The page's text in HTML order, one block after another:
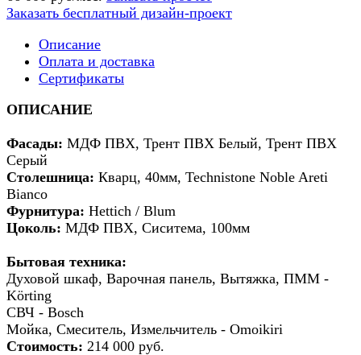
Заказать бесплатный дизайн-проект
Описание
Оплата и доставка
Сертификаты
ОПИСАНИЕ
Фасады: МДФ ПВХ, Трент ПВХ Белый, Трент ПВХ
Серый
Столешница: Кварц, 40мм, Technistone Noble Areti
Bianco
Фурнитура: Hettich / Blum
Цоколь: МДФ ПВХ, Сиситема, 100мм
Бытовая техника:
Духовой шкаф, Варочная панель, Вытяжка, ПММ -
Körting
СВЧ - Bosch
Мойка, Смеситель, Измельчитель - Omoikiri
Стоимость: 214 000 руб.